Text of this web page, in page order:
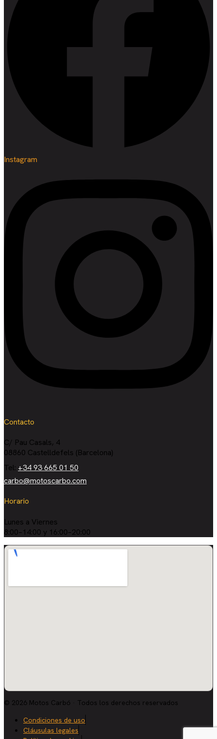
Instagram
Contacto
C/ Pau Casals, 4
08860 Castelldefels (Barcelona)
Tel: +34 93 665 01 50
carbo@motoscarbo.com
Horario
Lunes a Viernes
8:00–14:00 y 16:00–20:00
© 2026 Motos Carbó · Todos los derechos reservados
Condiciones de uso
Cláusulas legales